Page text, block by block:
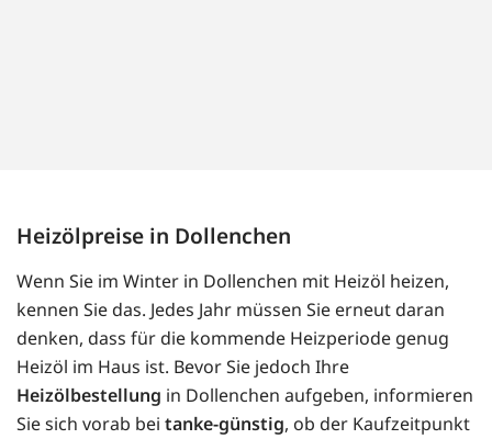
Heizölpreise in Dollenchen
Wenn Sie im Winter in Dollenchen mit Heizöl heizen,
kennen Sie das. Jedes Jahr müssen Sie erneut daran
denken, dass für die kommende Heizperiode genug
Heizöl im Haus ist. Bevor Sie jedoch Ihre
Heizölbestellung in Dollenchen aufgeben, informieren
Sie sich vorab bei tanke-günstig, ob der Kaufzeitpunkt